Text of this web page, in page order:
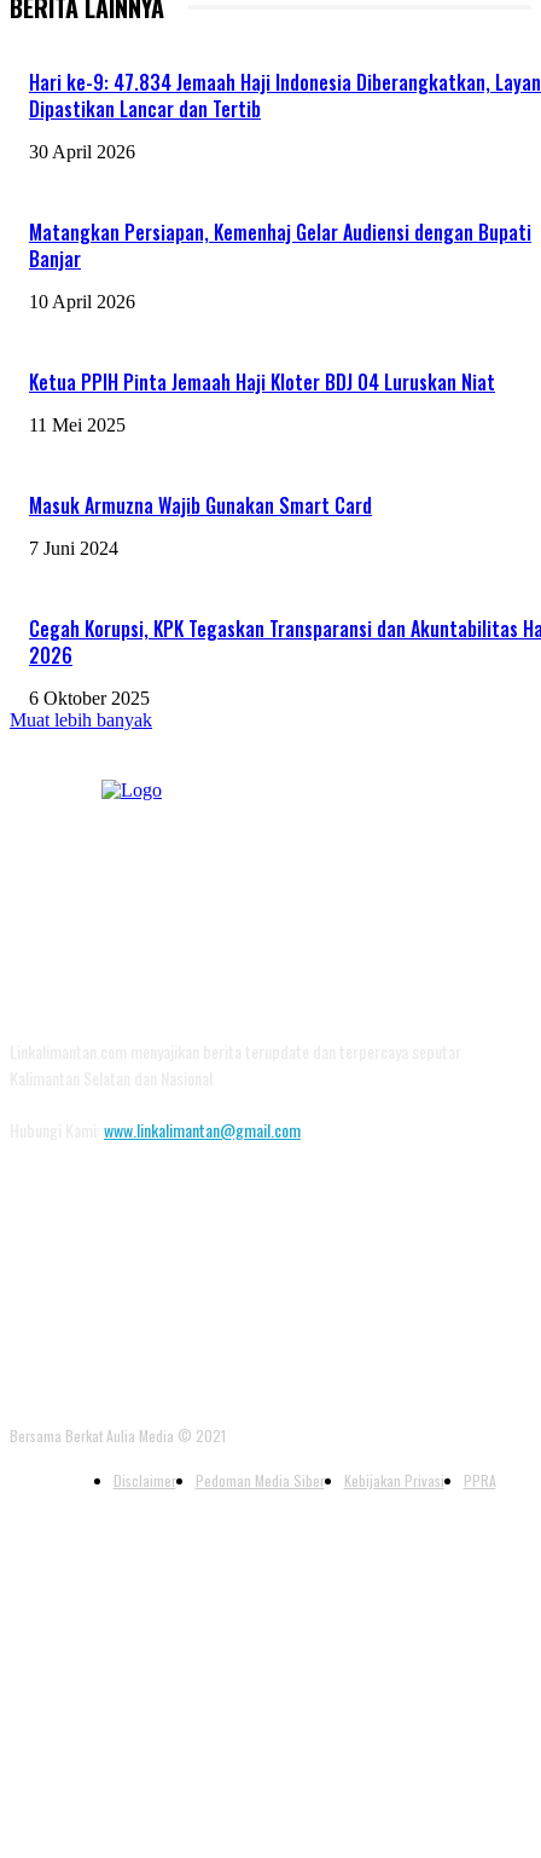
BERITA LAINNYA
Hari ke-9: 47.834 Jemaah Haji Indonesia Diberangkatkan,
Dipastikan Lancar dan Tertib
30 April 2026
Matangkan Persiapan, Kemenhaj Gelar Audiensi dengan Bupati
Banjar
10 April 2026
Ketua PPIH Pinta Jemaah Haji Kloter BDJ 04 Luruskan Niat
11 Mei 2025
Masuk Armuzna Wajib Gunakan Smart Card
7 Juni 2024
Cegah Korupsi, KPK Tegaskan Transparansi dan Akuntabilitas
2026
6 Oktober 2025
Muat lebih banyak
www.linkalimantan@gmail.com
Bersama Berkat Aulia Media © 2021
Disclaimer Pedoman Media Siber Kebijakan Privasi PPRA